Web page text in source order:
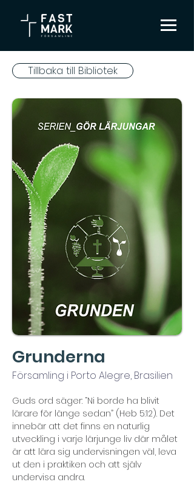
Tillbaka till Bibliotek
Grunderna
Församling i Porto Alegre, Brasilien
Guds ord säger: “Ni borde ha blivit
lärare för länge sedan” (Heb 5:12). Det
innebär att det finns en naturlig
utveckling i varje lärjunge liv där målet
är att lära sig undervisningen väl, leva
ut den i praktiken och att själv
undervisa andra.